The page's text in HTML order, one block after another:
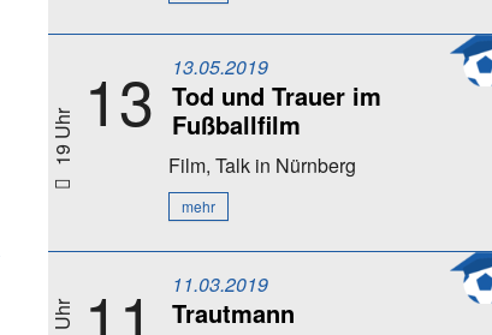
19 Uhr 13 13.05.2019
Tod und Trauer im
Fußballfilm
Film, Talk in Nürnberg
mehr
11 11.03.2019
Trautmann